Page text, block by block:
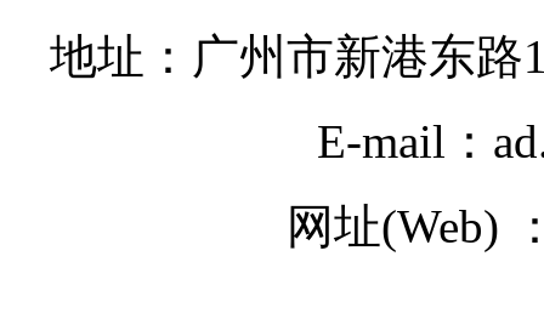
地址：广州市新港东路
E-mail：
网址(Web)